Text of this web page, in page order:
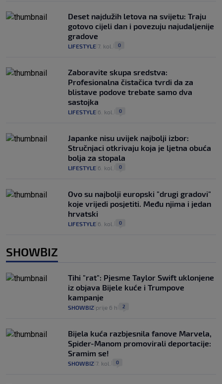
Deset najdužih letova na svijetu: Traju
gotovo cijeli dan i povezuju najudaljenije
gradove
LIFESTYLE 7. kol. 0
Zaboravite skupa sredstva:
Profesionalna čistačica tvrdi da za
blistave podove trebate samo dva
sastojka
LIFESTYLE 6. kol. 0
Japanke nisu uvijek najbolji izbor:
Stručnjaci otkrivaju koja je ljetna obuća
bolja za stopala
LIFESTYLE 6. kol. 0
Ovo su najbolji europski "drugi gradovi"
koje vrijedi posjetiti. Među njima i jedan
hrvatski
LIFESTYLE 6. kol. 0
SHOWBIZ
Tihi "rat": Pjesme Taylor Swift uklonjene
iz objava Bijele kuće i Trumpove
kampanje
SHOWBIZ prije 6 h 2
Bijela kuća razbjesnila fanove Marvela,
Spider-Manom promovirali deportacije:
Sramim se!
SHOWBIZ 7. kol. 0